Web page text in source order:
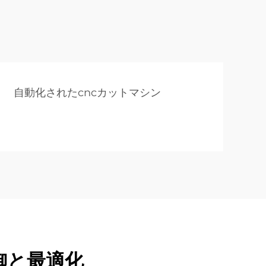
自動化されたcncカットマシン
と最適化